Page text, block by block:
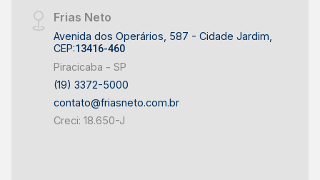
e bem posicionada - Despensa para apoio à
cozinha e organização do dia a dia Circulação
Vertical - Escada com hall superior amplo,
com leitura arquitetônica elegante Área Íntima ?
Pavimento Superior - 2 amplas Suítes com
conforto e privacidade Suíte Master - Suíte
Frias Neto
Avenida dos Operários, 587 - Cidade Jardim,
CEP:13416-460
Piracicaba - SP
(19) 3372-5000
contato@friasneto.com.br
Creci: 18.650-J